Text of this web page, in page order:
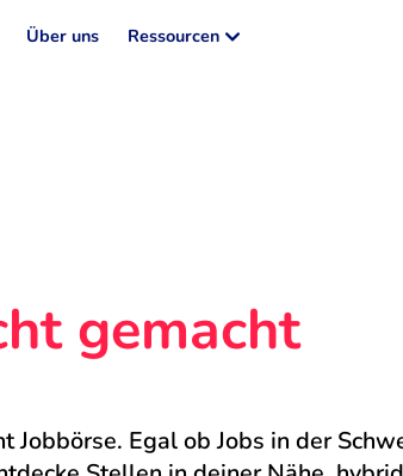
Über uns Ressourcen
gemacht
Jobbörse. Egal ob Jobs in der